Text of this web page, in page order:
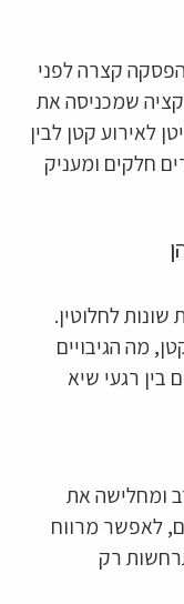
קצרה לפני
שמכניסה את
לאירוע קטן לבין
חלקים ומעניק
לחלוטין.
מה הגיבויים
בין רגעי שיא
ומחלישה את
לאפשר מרווח
רק